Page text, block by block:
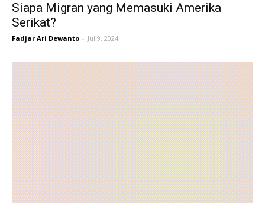
Siapa Migran yang Memasuki Amerika
Serikat?
Fadjar Ari Dewanto - Jul 9, 2024